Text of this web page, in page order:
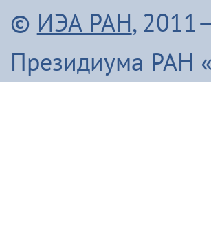
© ИЭА РАН,
Президиума РАН «